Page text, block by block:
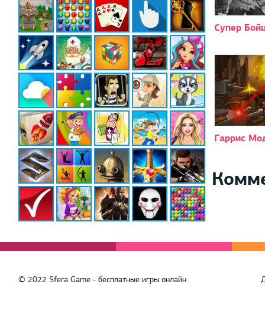
Супер
Гаррис
© 2022 Sfera Game - бесплатные игры онлайн